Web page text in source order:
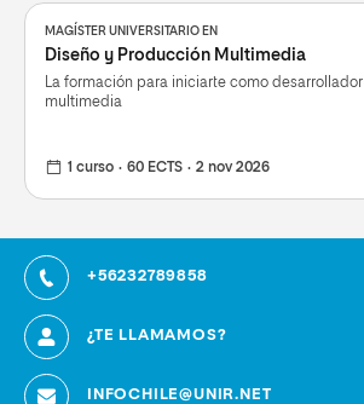
MAGÍSTER UNIVERSITARIO EN
Diseño y Producción Multimedia
La formación para iniciarte como desarrollador
multimedia
1 curso 60 ECTS 2 nov 2026
+56232789858
¿TE LLAMAMOS?
INFOCHILE@UNIR.NET